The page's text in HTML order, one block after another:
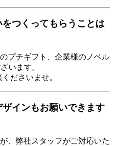
つくってもらうことは
プチギフト、企業様のノベル
います。
ださいませ。
インもお願いできます
、弊社スタッフがご対応いた